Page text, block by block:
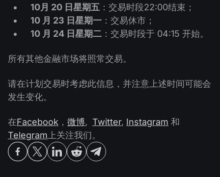
10月 20 日星期五 ：交易时段22:00结束；
10 月 23 日星期一 ：交易休市；
10 月 24 日星期二 ：交易时段于 04:15 开始。
所有其他金融市场将照常交易。
请在计划交易时考虑此信息，并注意上述时间可能会
发生变化。
在Facebook ， 微博, Twitter, Instagram 和
Telegram 上关注我们。